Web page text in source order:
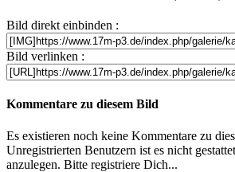
Bild direkt einbinden :
Bild verlinken :
Kommentare zu diesem Bild
Es existieren noch keine Kommentare zu
Unregistrierten Benutzern ist es nicht
anzulegen. Bitte registriere Dich...